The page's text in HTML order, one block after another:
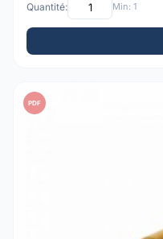
Quantité: Min: 1
PDF